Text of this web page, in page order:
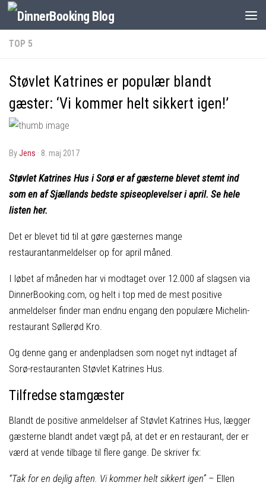
TOP 5
Støvlet Katrines er populær blandt
gæster: ‘Vi kommer helt sikkert igen!’
byJens · 8. maj 2017
Støvlet Katrines Hus i Sorø er af gæsterne blevet stemt ind
som en af Sjællands bedste spiseoplevelser i april. Se hele
listen her.
Det er blevet tid til at gøre gæsternes mange
restaurantanmeldelser op for april måned.
I løbet af måneden har vi modtaget over 12.000 af slagsen via
DinnerBooking.com, og helt i top med de mest positive
anmeldelser finder man endnu engang den populære Michelin-
restaurant Søllerød Kro.
Og denne gang er andenpladsen som noget nyt indtaget af
Sorø-restauranten Støvlet Katrines Hus.
Tilfredse stamgæster
Blandt de positive anmeldelser af Støvlet Katrines Hus, lægger
gæsterne blandt andet vægt på, at det er en restaurant, der er
værd at vende tilbage til flere gange. De skriver fx:
“Tak for en dejlig aften. Vi kommer helt sikkert igen”– Ellen